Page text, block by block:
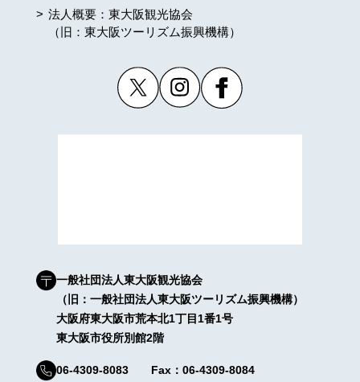
法人概要：東大阪観光協会
（旧：東大阪ツーリズム振興機構）
一般社団法人東大阪観光協会
（旧：一般社団法人東大阪ツーリズム振興機構）
大阪府東大阪市荒本北1丁目1番1号
東大阪市役所別館2階
06-4309-8083 Fax：06-4309-8084